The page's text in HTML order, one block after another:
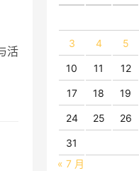
活
3 4 5
10 11 12
17 18 19
24 25 26
31
« 7 月